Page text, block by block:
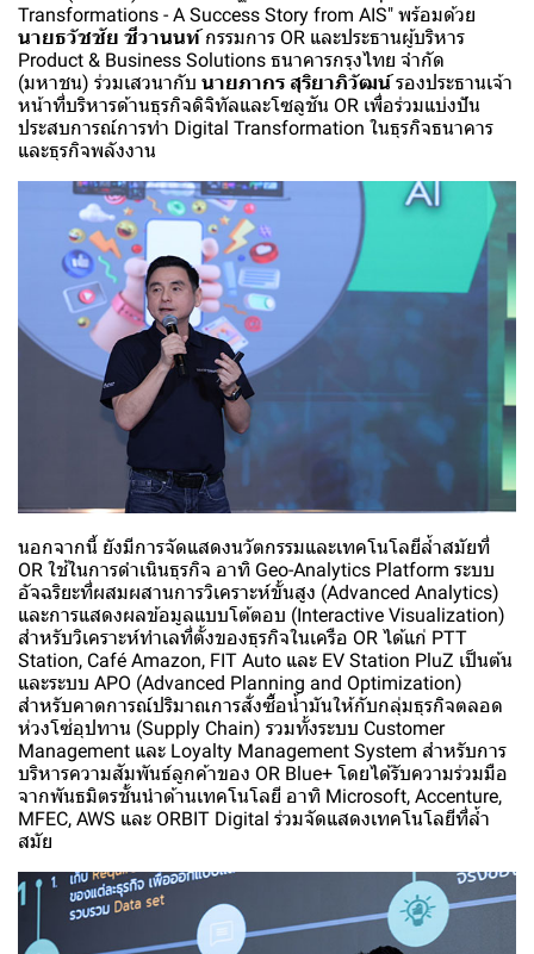
Transformations - A Success Story from AIS" พร้อมด้วย
นายธวัชชัย ชีวานนท์กรรมการ OR และประธานผู้บริหาร
Product & Business Solutions ธนาคารกรุงไทย จำกัด
(มหาชน) ร่วมเสวนากับ นายภากร สุริยาภิวัฒน์รองประธานเจ้า
หน้าที่บริหารด้านธุรกิจดิจิทัลและโซลูชัน OR เพื่อร่วมแบ่งปัน
ประสบการณ์การทำ Digital Transformation ในธุรกิจธนาคาร
และธุรกิจพลังงาน
นอกจากนี้ ยังมีการจัดแสดงนวัตกรรมและเทคโนโลยีล้ำสมัยที่
OR ใช้ในการดำเนินธุรกิจ อาทิ Geo-Analytics Platform ระบบ
อัจฉริยะที่ผสมผสานการวิเคราะห์ขั้นสูง (Advanced Analytics)
และการแสดงผลข้อมูลแบบโต้ตอบ (Interactive Visualization)
สำหรับวิเคราะห์ทำเลที่ตั้งของธุรกิจในเครือ OR ได้แก่ PTT
Station, Café Amazon, FIT Auto และ EV Station PluZ เป็นต้น
และระบบ APO (Advanced Planning and Optimization)
สำหรับคาดการณ์ปริมาณการสั่งซื้อน้ำมันให้กับกลุ่มธุรกิจตลอด
ห่วงโซ่อุปทาน (Supply Chain) รวมทั้งระบบ Customer
Management และ Loyalty Management System สำหรับการ
บริหารความสัมพันธ์ลูกค้าของ OR Blue+ โดยได้รับความร่วมมือ
จากพันธมิตรชั้นนำด้านเทคโนโลยี อาทิ Microsoft, Accenture,
MFEC, AWS และ ORBIT Digital ร่วมจัดแสดงเทคโนโลยีที่ล้ำ
สมัย